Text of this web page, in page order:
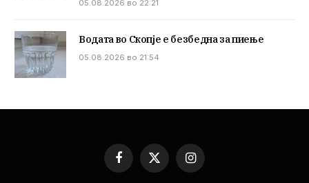
05.08.2026 во 22:21
Водата во Скопје е безбедна за пиење
05.08.2026 во 21:54
Facebook
X
Instagram